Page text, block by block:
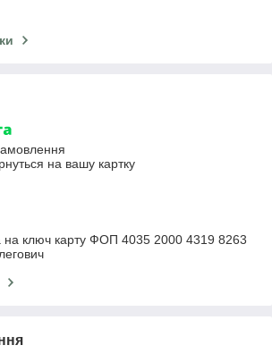
на вашу картку
на ключ карту ФОП 4035 2000 4319 8263